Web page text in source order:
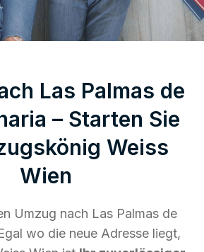
Las Palmas de
– Starten Sie
Weiss
Wien
Umzug nach Las Palmas de
wo die neue Adresse liegt,